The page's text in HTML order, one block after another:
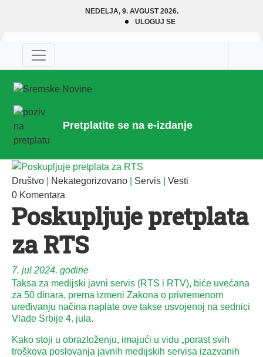
NEDELJA, 9. AVGUST 2026.
ULOGUJ SE
Pretplatite se na e-izdanje
Društvo Nekategorizovano Servis
Vesti
0 Komentara
Poskupljuje pretplata
za RTS
7. jul 2024. godine
Taksa za medijski javni servis (RTS i RTV), biće uvećana
za 50 dinara, prema izmeni Zakona o privremenom
uređivanju načina naplate ove takse usvojenoj na sednici
Vlade Srbije 4. jula.
Kako stoji u obrazloženju, imajući u vidu „porast svih
troškova poslovanja javnih medijskih servisa izazvanih